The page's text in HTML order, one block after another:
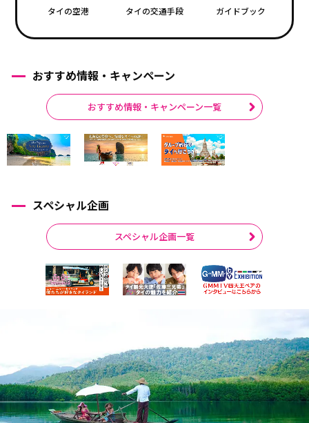
タイの空港 タイの交通手段 ガイドブック
おすすめ情報・キャンペーン
おすすめ情報・キャンペーン一覧
スペシャル企画
スペシャル企画一覧